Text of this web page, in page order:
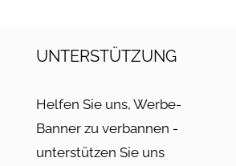
UNTERSTÜTZUNG
Helfen Sie uns, Werbe-
Banner zu verbannen -
unterstützen Sie uns